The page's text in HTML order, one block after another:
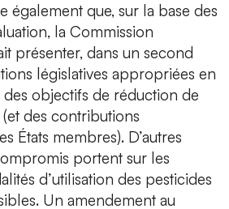
également que, sur la base des
la Commission
présenter, dans un second
législatives appropriées en
des objectifs de réduction de
des contributions
États membres). D’autres
portent sur les
d’utilisation des pesticides
Un amendement au